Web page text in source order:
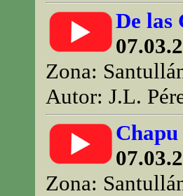
De las
Zona:
Autor: J.L.
Zona: